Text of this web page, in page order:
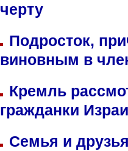
черту
Подросток,
виновным в
Кремль
гражданки
Семья и